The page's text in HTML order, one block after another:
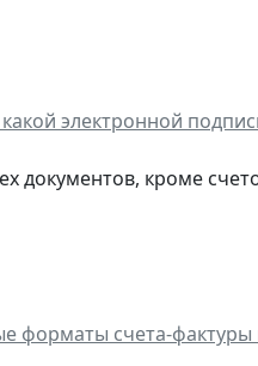
электронной
документов, кроме
форматы счета-